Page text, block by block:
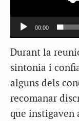
00:00
Durant la
sintonia i
alguns dels
recomanar
que instigaven